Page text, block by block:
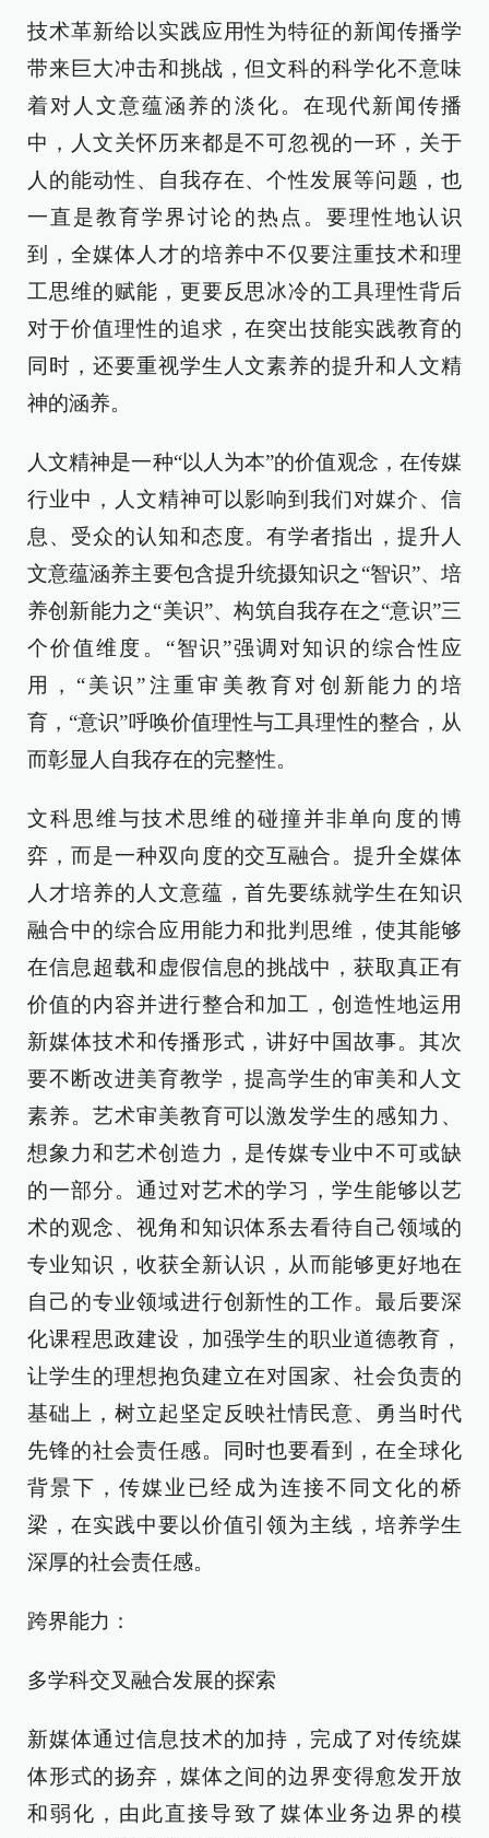
技术革新给以实践应用性为特征的新闻传播学
带来巨大冲击和挑战，但文科的科学化不意味
着对人文意蕴涵养的淡化。在现代新闻传播
中，人文关怀历来都是不可忽视的一环，关于
人的能动性、自我存在、个性发展等问题，也
一直是教育学界讨论的热点。要理性地认识
到，全媒体人才的培养中不仅要注重技术和理
工思维的赋能，更要反思冰冷的工具理性背后
对于价值理性的追求，在突出技能实践教育的
同时，还要重视学生人文素养的提升和人文精
神的涵养。
人文精神是一种“以人为本”的价值观念，在传媒
行业中，人文精神可以影响到我们对媒介、信
息、受众的认知和态度。有学者指出，提升人
文意蕴涵养主要包含提升统摄知识之“智识”、培
养创新能力之“美识”、构筑自我存在之“意识”三
个价值维度。“智识”强调对知识的综合性应
用，“美识”注重审美教育对创新能力的培
育，“意识”呼唤价值理性与工具理性的整合，从
而彰显人自我存在的完整性。
文科思维与技术思维的碰撞并非单向度的博
弈，而是一种双向度的交互融合。提升全媒体
人才培养的人文意蕴，首先要练就学生在知识
融合中的综合应用能力和批判思维，使其能够
在信息超载和虚假信息的挑战中，获取真正有
价值的内容并进行整合和加工，创造性地运用
新媒体技术和传播形式，讲好中国故事。其次
要不断改进美育教学，提高学生的审美和人文
素养。艺术审美教育可以激发学生的感知力、
想象力和艺术创造力，是传媒专业中不可或缺
的一部分。通过对艺术的学习，学生能够以艺
术的观念、视角和知识体系去看待自己领域的
专业知识，收获全新认识，从而能够更好地在
自己的专业领域进行创新性的工作。最后要深
化课程思政建设，加强学生的职业道德教育，
让学生的理想抱负建立在对国家、社会负责的
基础上，树立起坚定反映社情民意、勇当时代
先锋的社会责任感。同时也要看到，在全球化
背景下，传媒业已经成为连接不同文化的桥
梁，在实践中要以价值引领为主线，培养学生
深厚的社会责任感。
跨界能力：
多学科交叉融合发展的探索
新媒体通过信息技术的加持，完成了对传统媒
体形式的扬弃，媒体之间的边界变得愈发开放
和弱化，由此直接导致了媒体业务边界的模